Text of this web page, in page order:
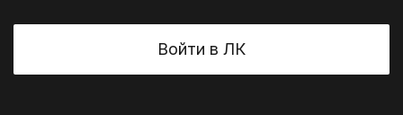
Войти в ЛК